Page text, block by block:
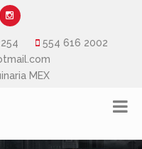
554 616 2002
MEX